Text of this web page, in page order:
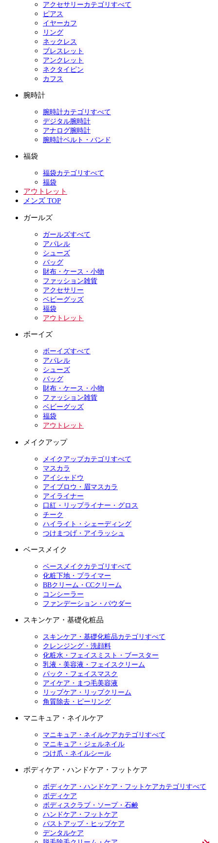
アクセサリーカテゴリすべて
ピアス
イヤーカフ
リング
ネックレス
ブレスレット
アンクレット
ネクタイピン
カフス
腕時計
腕時計カテゴリすべて
デジタル腕時計
アナログ腕時計
腕時計ベルト・バンド
福袋
福袋カテゴリすべて
福袋
アウトレット
メンズ TOP
ガールズ
ガールズすべて
アパレル
シューズ
バッグ
財布・ケース・小物
ファッション雑貨
アクセサリー
ベビーグッズ
福袋
アウトレット
ボーイズ
ボーイズすべて
アパレル
シューズ
バッグ
財布・ケース・小物
ファッション雑貨
ベビーグッズ
福袋
アウトレット
メイクアップ
メイクアップカテゴリすべて
マスカラ
アイシャドウ
アイブロウ・眉マスカラ
アイライナー
口紅・リップライナー・グロス
チーク
ハイライト・シェーディング
つけまつげ・アイラッシュ
ベースメイク
ベースメイクカテゴリすべて
化粧下地・プライマー
BBクリーム・CCクリーム
コンシーラー
ファンデーション・パウダー
スキンケア・基礎化粧品
スキンケア・基礎化粧品カテゴリすべて
クレンジング・洗顔料
化粧水・フェイスミスト・ブースター
乳液・美容液・フェイスクリーム
パック・フェイスマスク
アイケア・まつ毛美容液
リップケア・リップクリーム
角質除去・ピーリング
マニキュア・ネイルケア
マニキュア・ネイルケアカテゴリすべて
マニキュア・ジェルネイル
つけ爪・ネイルシール
ボディケア・ハンドケア・フットケア
ボディケア・ハンドケア・フットケアカテゴリすべて
ボディケア
ボディスクラブ・ソープ・石鹸
ハンドケア・フットケア
バストアップ・ヒップケア
デンタルケア